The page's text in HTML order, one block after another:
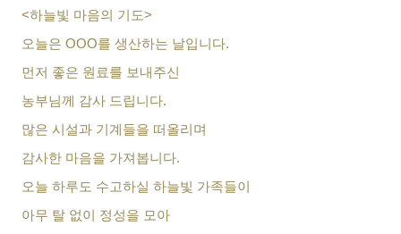
<하늘빛 마음의 기도>
오늘은 OOO를 생산하는 날입니다.
먼저 좋은 원료를 보내주신
농부님께 감사 드립니다.
많은 시설과 기계들을 떠올리며
감사한 마음을 가져봅니다.
오늘 하루도 수고하실 하늘빛 가족들이
아무 탈 없이 정성을 모아